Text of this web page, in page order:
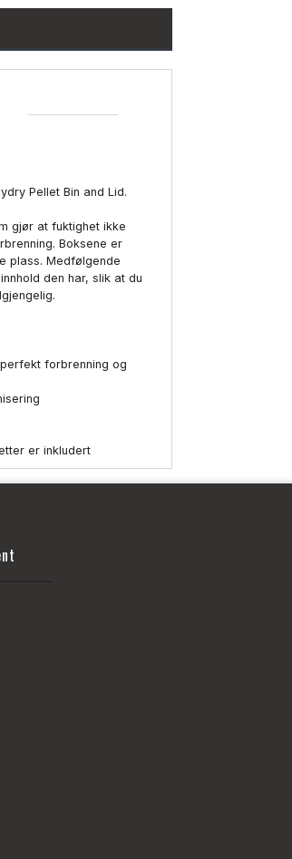
Pellet Bin and Lid.
gjør at fuktighet ikke
Boksene er
plass. Medfølgende
den har, slik at du
forbrenning og
er inkludert